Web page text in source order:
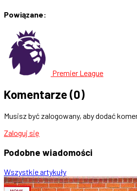
Powiązane:
Premier League
Komentarze (0)
Musisz być zalogowany, aby dodać
Zaloguj się
Podobne wiadomości
Wszystkie artykuły